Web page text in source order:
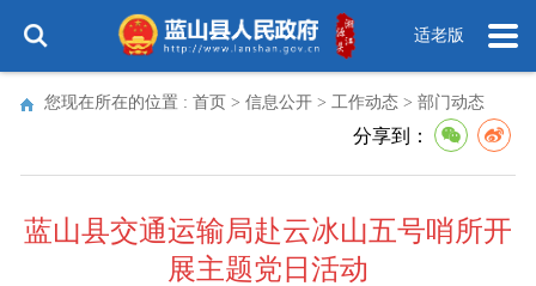
适老版
您现在所在的位置 : 首页 > 信息公开 > 工作动态 > 部门动态
分享到：
蓝山县交通运输局赴云冰山五号哨所开
展主题党日活动